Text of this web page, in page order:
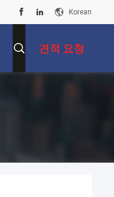
Korean
견적 요청